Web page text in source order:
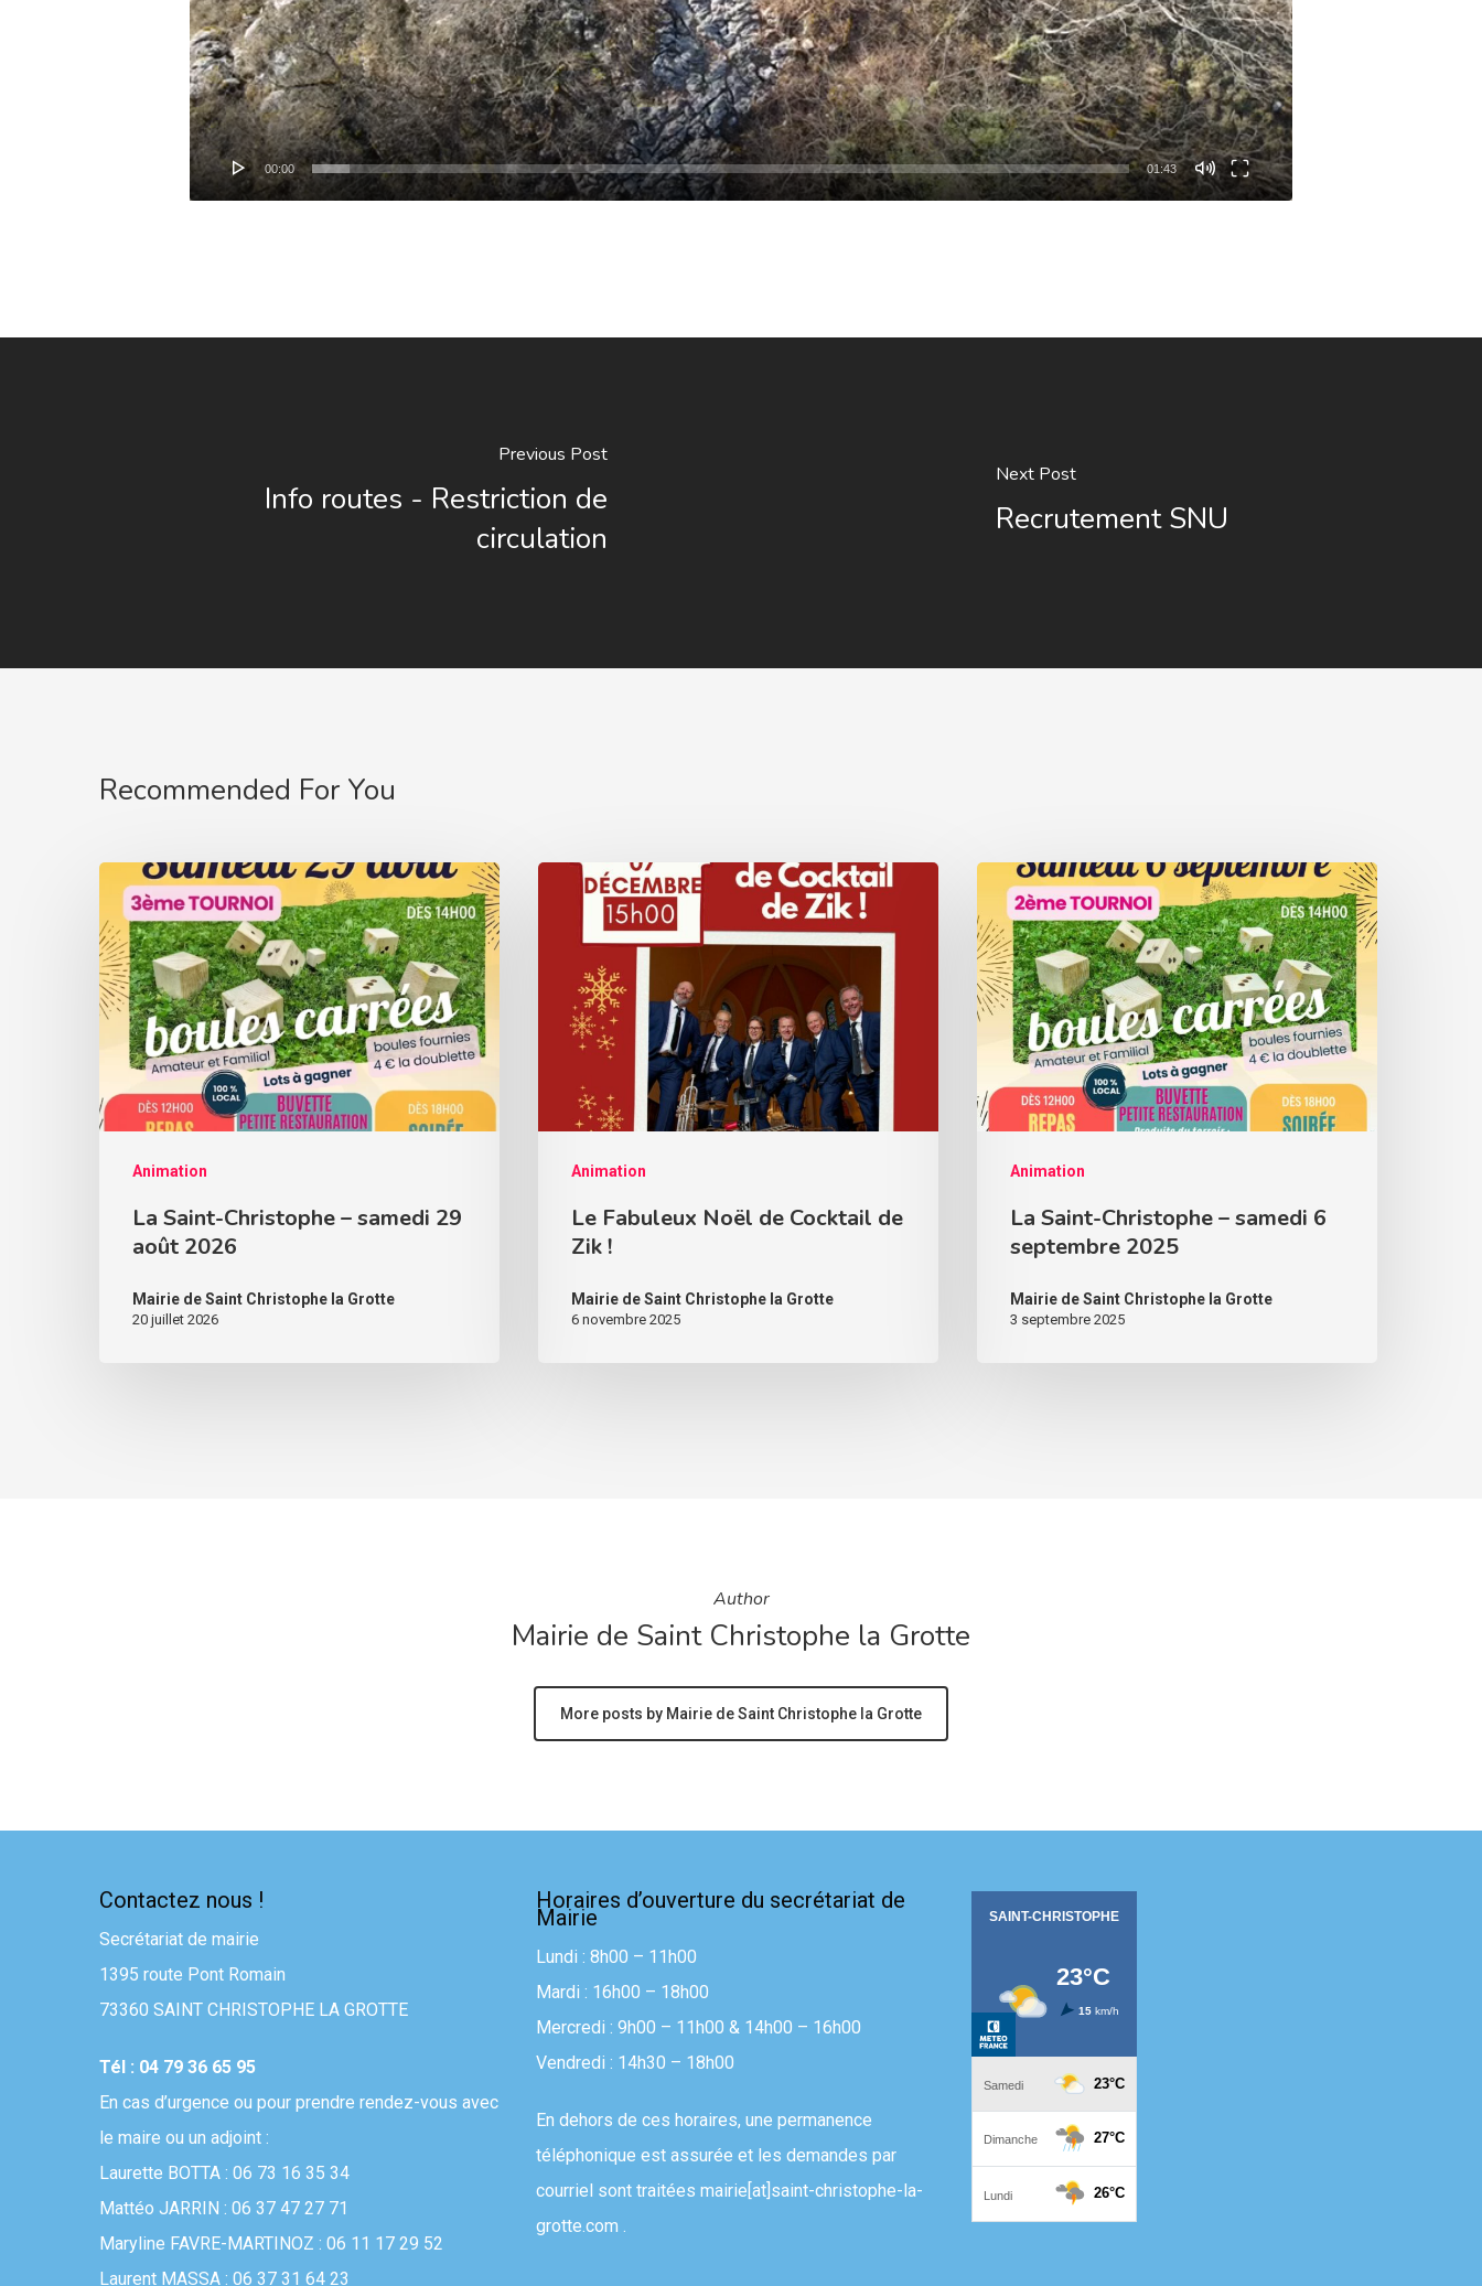
00:00 01:43
Previous Post
Info routes - Restriction de
circulation
Next Post
Recrutement SNU
Recommended For You
Animation
La Saint-Christophe – samedi 29
août 2026
Mairie de Saint Christophe la Grotte
20 juillet 2026
Animation
Le Fabuleux Noël de Cocktail de
Zik !
Mairie de Saint Christophe la Grotte
6 novembre 2025
Animation
La Saint-Christophe – samedi 6
septembre 2025
Mairie de Saint Christophe la Grotte
3 septembre 2025
Author
Mairie de Saint Christophe la Grotte
More posts by Mairie de Saint Christophe la Grotte
Contactez nous !
Secrétariat de mairie
1395 route Pont Romain
73360 SAINT CHRISTOPHE LA GROTTE
Tél : 04 79 36 65 95
En cas d’urgence ou pour prendre rendez-vous avec
le maire ou un adjoint :
Laurette BOTTA : 06 73 16 35 34
Mattéo JARRIN : 06 37 47 27 71
Maryline FAVRE-MARTINOZ : 06 11 17 29 52
Laurent MASSA : 06 37 31 64 23
Horaires d’ouverture du secrétariat de
Mairie
Lundi : 8h00 – 11h00
Mardi : 16h00 – 18h00
Mercredi : 9h00 – 11h00 & 14h00 – 16h00
Vendredi : 14h30 – 18h00
En dehors de ces horaires, une permanence
téléphonique est assurée et les demandes par
courriel sont traitées mairie[at]saint-christophe-la-
grotte.com .